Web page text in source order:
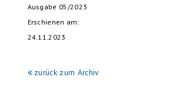
Ausgabe 05/2023
Erschienen am:
24.11.2023
zurück zum Archiv